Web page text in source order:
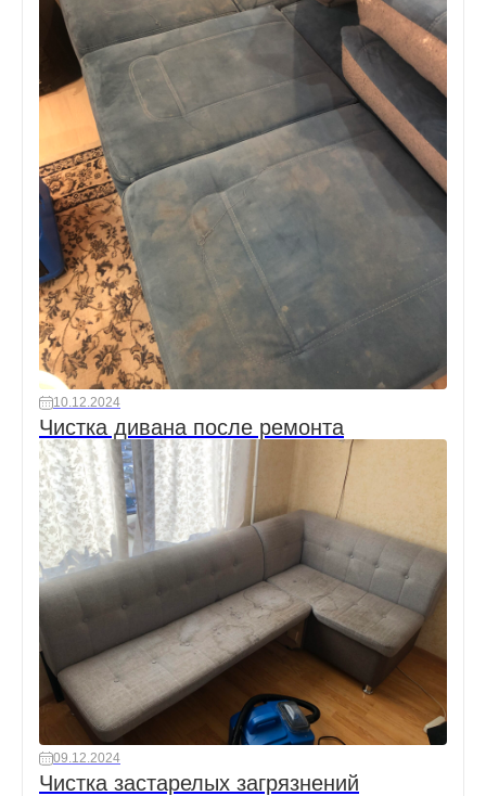
10.12.2024
Чистка дивана после ремонта
09.12.2024
Чистка застарелых загрязнений